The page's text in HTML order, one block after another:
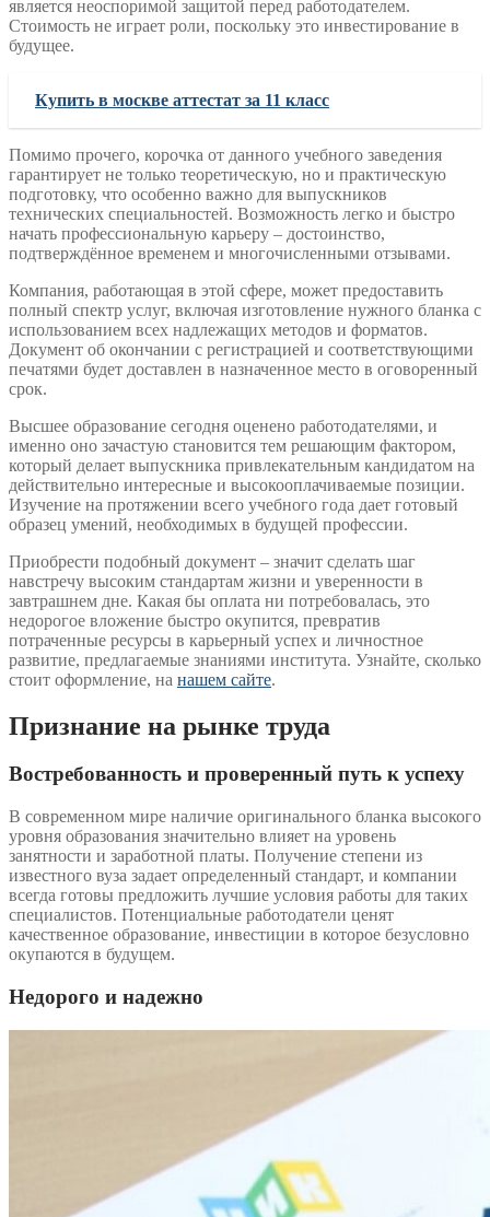
является неоспоримой защитой перед работодателем.
Стоимость не играет роли, поскольку это инвестирование в
будущее.
Купить в москве аттестат за 11 класс
Помимо прочего, корочка от данного учебного заведения
гарантирует не только теоретическую, но и практическую
подготовку, что особенно важно для выпускников
технических специальностей. Возможность легко и быстро
начать профессиональную карьеру – достоинство,
подтверждённое временем и многочисленными отзывами.
Компания, работающая в этой сфере, может предоставить
полный спектр услуг, включая изготовление нужного бланка с
использованием всех надлежащих методов и форматов.
Документ об окончании с регистрацией и соответствующими
печатями будет доставлен в назначенное место в оговоренный
срок.
Высшее образование сегодня оценено работодателями, и
именно оно зачастую становится тем решающим фактором,
который делает выпускника привлекательным кандидатом на
действительно интересные и высокооплачиваемые позиции.
Изучение на протяжении всего учебного года дает готовый
образец умений, необходимых в будущей профессии.
Приобрести подобный документ – значит сделать шаг
навстречу высоким стандартам жизни и уверенности в
завтрашнем дне. Какая бы оплата ни потребовалась, это
недорогое вложение быстро окупится, превратив
потраченные ресурсы в карьерный успех и личностное
развитие, предлагаемые знаниями института. Узнайте, сколько
стоит оформление, на нашем сайте.
Признание на рынке труда
Востребованность и проверенный путь к успеху
В современном мире наличие оригинального бланка высокого
уровня образования значительно влияет на уровень
занятности и заработной платы. Получение степени из
известного вуза задает определенный стандарт, и компании
всегда готовы предложить лучшие условия работы для таких
специалистов. Потенциальные работодатели ценят
качественное образование, инвестиции в которое безусловно
окупаются в будущем.
Недорого и надежно